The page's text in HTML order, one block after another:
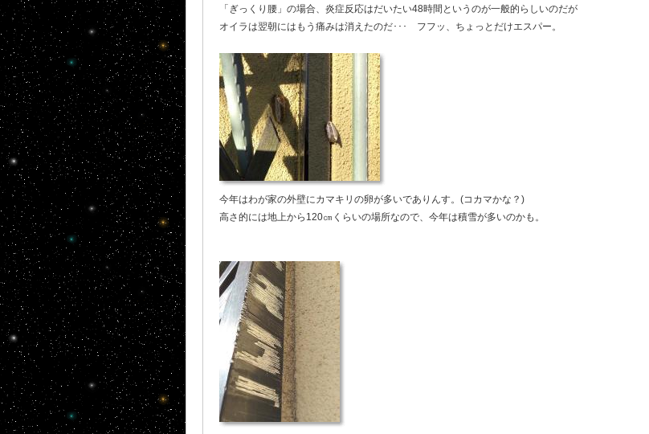
「ぎっくり腰」の場合、炎症反応はだいたい48時間というのが一般的らしいのだが
オイラは翌朝にはもう痛みは消えたのだ･･･ フフッ、ちょっとだけエスパー。
今年はわが家の外壁にカマキリの卵が多いでありんす。(コカマかな？)
高さ的には地上から120㎝くらいの場所なので、今年は積雪が多いのかも。